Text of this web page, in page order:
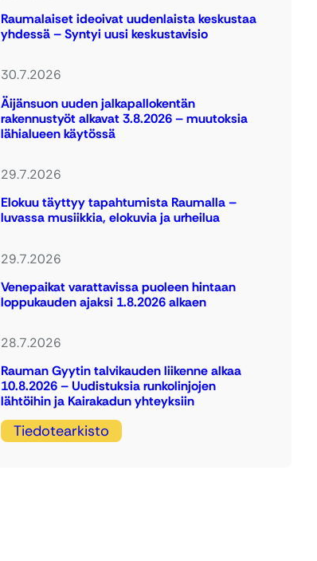
Raumalaiset ideoivat uudenlaista keskustaa
yhdessä – Syntyi uusi keskustavisio
30.7.2026
Äijänsuon uuden jalkapallokentän
rakennustyöt alkavat 3.8.2026 – muutoksia
lähialueen käytössä
29.7.2026
Elokuu täyttyy tapahtumista Raumalla –
luvassa musiikkia, elokuvia ja urheilua
29.7.2026
Venepaikat varattavissa puoleen hintaan
loppukauden ajaksi 1.8.2026 alkaen
28.7.2026
Rauman Gyytin talvikauden liikenne alkaa
10.8.2026 – Uudistuksia runkolinjojen
lähtöihin ja Kairakadun yhteyksiin
Tiedotearkisto